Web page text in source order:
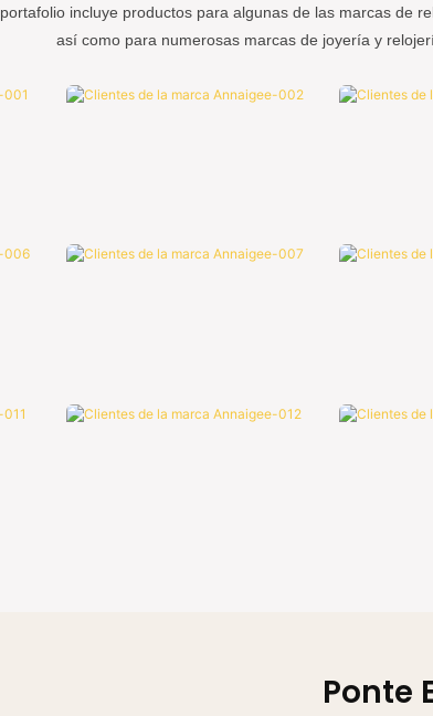
portafolio incluye productos para algunas de las marcas de
así como para numerosas marcas de joyería y
Ponte